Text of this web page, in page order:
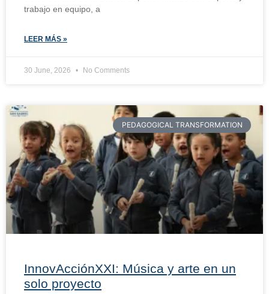
trabajo en equipo, a
LEER MÁS »
30 June, 2026 No Comments
PEDAGOGICAL TRANSFORMATION
InnovAcciónXXI: Música y arte en un
solo proyecto